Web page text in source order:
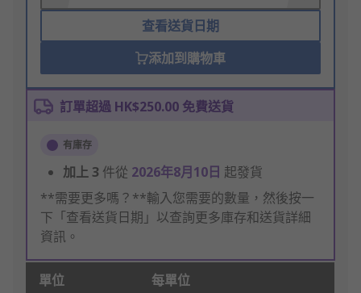
查看送貨日期
添加到購物車
訂單超過 HK$250.00 免費送貨
有庫存
加上3 件從 2026年8月10日 起發貨
**需要更多嗎？**輸入您需要的數量，然後按一
下「查看送貨日期」以查詢更多庫存和送貨詳細
資訊。
單位 每單位